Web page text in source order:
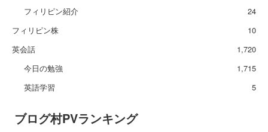
フィリピン紹介
24
フィリピン株
10
英会話
1,720
今日の勉強
1,715
英語学習
5
ブログ村PVランキング